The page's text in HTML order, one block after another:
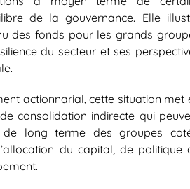
de la gouvernance. Elle
des fonds pour les grands
du secteur et ses
actionnarial, cette situation met
consolidation indirecte qui
de long terme des groupes
du capital, de politique